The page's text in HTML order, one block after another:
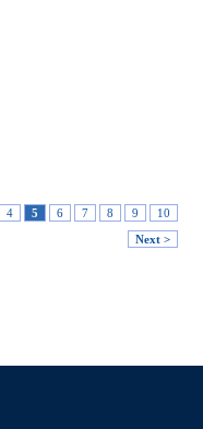
4 5 6 7 8 9
10
Next >